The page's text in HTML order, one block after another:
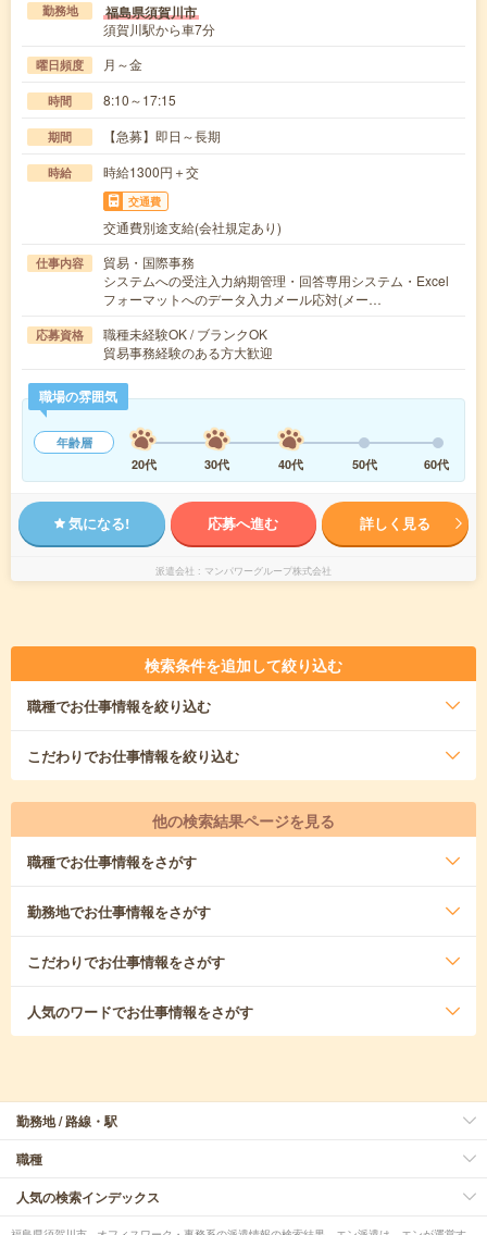
勤務地 福島県須賀川市
須賀川駅から車7分
曜日頻度 月～金
時間 8:10～17:15
期間 【急募】即日～長期
時給 時給1300円＋交
交通費
交通費別途支給(会社規定あり)
仕事内容
貿易・国際事務
システムへの受注入力納期管理・回答専用システム・Excel
フォーマットへのデータ入力メール応対(メー…
応募資格
職種未経験OK / ブランクOK
貿易事務経験のある方大歓迎
職場の雰囲気
年齢層
20代
30代 40代 50代 60代
気になる! 応募へ進む 詳しく見る
派遣会社 マンパワーグループ株式会社
検索条件を追加して絞り込む
職種でお仕事情報を絞り込む
こだわりでお仕事情報を絞り込む
他の検索結果ページを見る
職種でお仕事情報をさがす
勤務地でお仕事情報をさがす
こだわりでお仕事情報をさがす
人気のワードでお仕事情報をさがす
勤務地 / 路線・駅
職種
人気の検索インデックス